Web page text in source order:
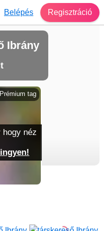
Belépés Regisztráció
Ibrány
néz
Prémium tag